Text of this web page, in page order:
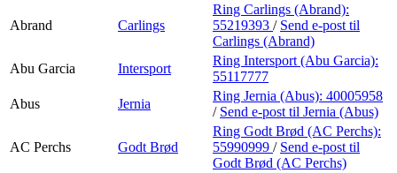
Abrand Carlings
Ring Carlings (Abrand):
55219393 / Send e-post til
Carlings (Abrand)
Abu Garcia
Intersport
Ring Intersport (Abu Garcia):
55117777
Abus
Jernia
Ring Jernia (Abus): 40005958
/ Send e-post til Jernia (Abus)
AC Perchs Godt Brød
Ring Godt Brød (AC Perchs):
55990999 / Send e-post til
Godt Brød (AC Perchs)